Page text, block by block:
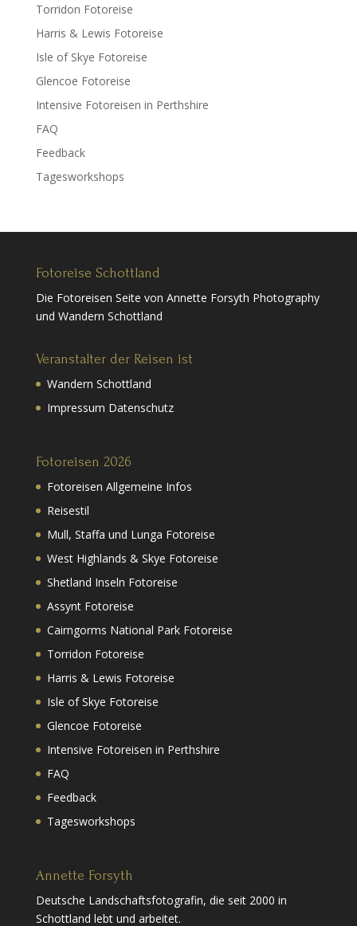
Torridon Fotoreise
Harris & Lewis Fotoreise
Isle of Skye Fotoreise
Glencoe Fotoreise
Intensive Fotoreisen in Perthshire
FAQ
Feedback
Tagesworkshops
Fotoreise Schottland
Die Fotoreisen Seite von Annette Forsyth Photography
und Wandern Schottland
Veranstalter der Reisen ist
Wandern Schottland
Impressum Datenschutz
Fotoreisen 2026
Fotoreisen Allgemeine Infos
Reisestil
Mull, Staffa und Lunga Fotoreise
West Highlands & Skye Fotoreise
Shetland Inseln Fotoreise
Assynt Fotoreise
Cairngorms National Park Fotoreise
Torridon Fotoreise
Harris & Lewis Fotoreise
Isle of Skye Fotoreise
Glencoe Fotoreise
Intensive Fotoreisen in Perthshire
FAQ
Feedback
Tagesworkshops
Annette Forsyth
Deutsche Landschaftsfotografin, die seit 2000 in
Schottland lebt und arbeitet.